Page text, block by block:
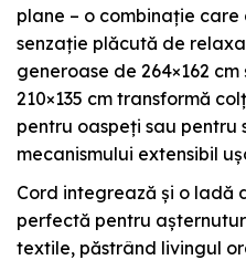
plane – o combinație care
senzație plăcută de
generoase de 264×162
210×135 cm transformă
pentru oaspeți sau pentru
mecanismului extensibil
Cord integrează și o ladă
perfectă pentru
textile, păstrând livingul